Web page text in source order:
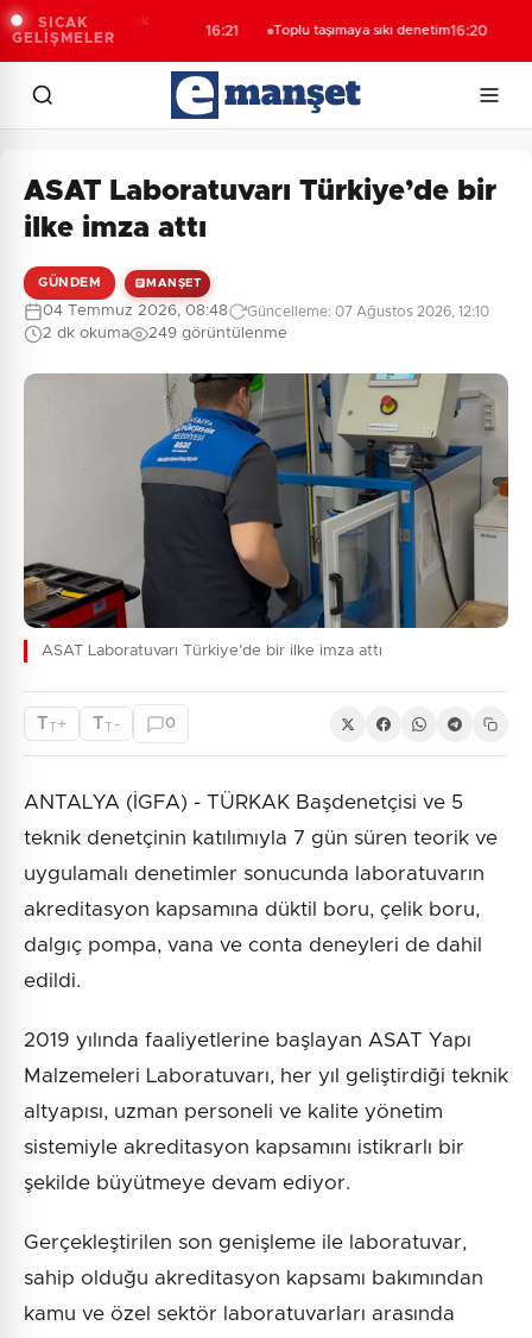
SICAK
GELİŞMELER
odalarından ortak
16:21 Toplu taşımaya sıkı denetim16:20
ASAT Laboratuvarı Türkiye’de bir
ilke imza attı
GÜNDEM MANŞET
04 Temmuz 2026, 08:48 Güncelleme: 07 Ağustos 2026, 12:10
2 dk okuma 249 görüntülenme
ASAT Laboratuvarı Türkiye’de bir ilke imza attı
TT+ TT - 0
ANTALYA (İGFA) - TÜRKAK Başdenetçisi ve 5
teknik denetçinin katılımıyla 7 gün süren teorik ve
uygulamalı denetimler sonucunda laboratuvarın
akreditasyon kapsamına düktil boru, çelik boru,
dalgıç pompa, vana ve conta deneyleri de dahil
edildi.
2019 yılında faaliyetlerine başlayan ASAT Yapı
Malzemeleri Laboratuvarı, her yıl geliştirdiği teknik
altyapısı, uzman personeli ve kalite yönetim
sistemiyle akreditasyon kapsamını istikrarlı bir
şekilde büyütmeye devam ediyor.
Gerçekleştirilen son genişleme ile laboratuvar,
sahip olduğu akreditasyon kapsamı bakımından
kamu ve özel sektör laboratuvarları arasında